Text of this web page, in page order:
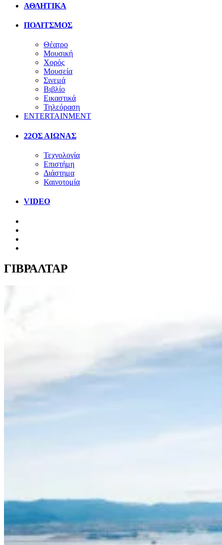
ΑΘΛΗΤΙΚΑ
ΠΟΛΙΤΣΜΟΣ
Θέατρο
Μουσική
Χορός
Μουσεία
Σινεμά
Βιβλίο
Εικαστικά
Τηλεόραση
ENTERTAINMENT
22ΟΣ ΑΙΩΝΑΣ
Τεχνολογία
Επιστήμη
Διάστημα
Καινοτομία
VIDEO
ΓΙΒΡΑΛΤΑΡ